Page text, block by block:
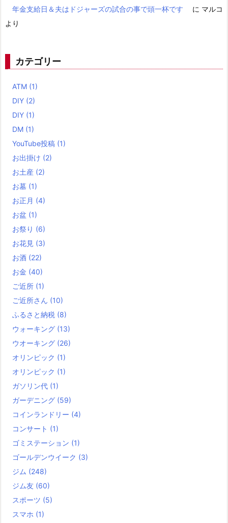
年金支給日＆夫はドジャーズの試合の事で頭一杯です
に マルコ
より
カテゴリー
ATM (1)
DIY (2)
DIY (1)
DM (1)
YouTube投稿 (1)
お出掛け (2)
お土産 (2)
お墓 (1)
お正月 (4)
お盆 (1)
お祭り (6)
お花見 (3)
お酒 (22)
お金 (40)
ご近所 (1)
ご近所さん (10)
ふるさと納税 (8)
ウォーキング (13)
ウオーキング (26)
オリンピック (1)
オリンピック (1)
ガソリン代 (1)
ガーデニング (59)
コインランドリー (4)
コンサート (1)
ゴミステーション (1)
ゴールデンウイーク (3)
ジム (248)
ジム友 (60)
スポーツ (5)
スマホ (1)